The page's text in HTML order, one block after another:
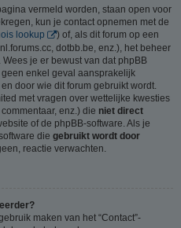
vermeld worden, staan open voor
kun je contact opnemen met de
lookup
) of, als dit forum op een
dotbb.be, enz.), het beheer
je er bewust van dat phpBB
geen enkel geval aansprakelijk
door wie dit forum gebruikt wordt.
met vragen over wettelijke kwesties
enz.) die niet direct
of de phpBB-software. Als je
die gebruikt wordt door
reactie verwachten.
maken van het “Contact”-